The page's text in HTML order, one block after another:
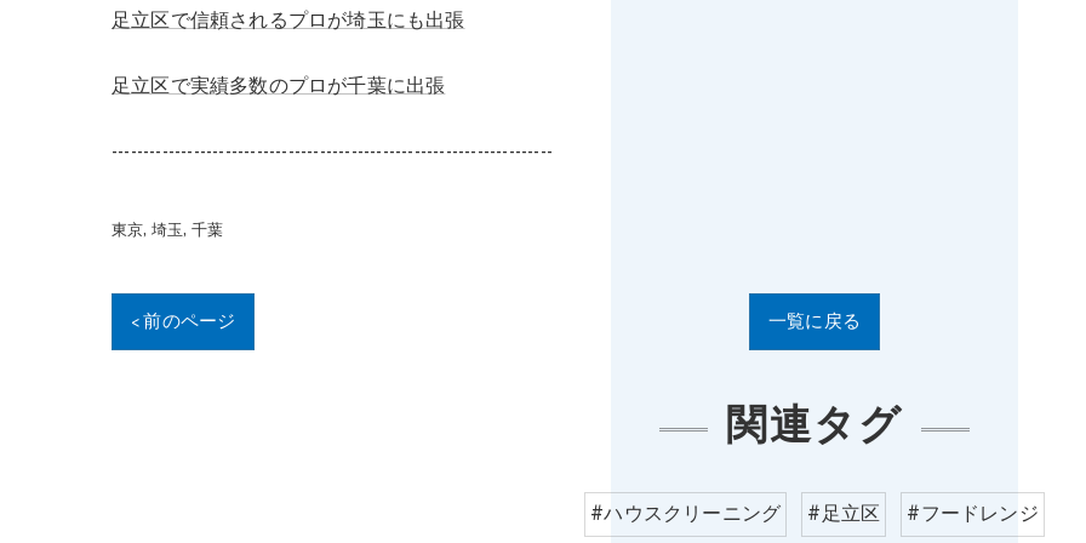
足立区で信頼されるプロが埼玉にも出張
足立区で実績多数のプロが千葉に出張
----------------------------------------------------------------------
東京 埼玉 千葉
< 前のページ 一覧に戻る
関連タグ
#ハウスクリーニング #足立区 #フードレンジ